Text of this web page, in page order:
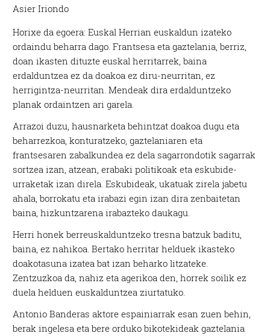
Asier Iriondo
Horixe da egoera: Euskal Herrian euskaldun izateko
ordaindu beharra dago. Frantsesa eta gaztelania, berriz,
doan ikasten dituzte euskal herritarrek, baina
erdalduntzea ez da doakoa ez diru-neurritan, ez
herrigintza-neurritan. Mendeak dira erdalduntzeko
planak ordaintzen ari garela.
Arrazoi duzu, hausnarketa behintzat doakoa dugu eta
beharrezkoa, konturatzeko, gaztelaniaren eta
frantsesaren zabalkundea ez dela sagarrondotik sagarrak
sortzea izan, atzean, erabaki politikoak eta eskubide-
urraketak izan direla. Eskubideak, ukatuak zirela jabetu
ahala, borrokatu eta irabazi egin izan dira zenbaitetan
baina, hizkuntzarena irabazteko daukagu.
Herri honek berreuskalduntzeko tresna batzuk baditu,
baina, ez nahikoa. Bertako herritar helduek ikasteko
doakotasuna izatea bat izan beharko litzateke.
Zentzuzkoa da, nahiz eta agerikoa den, horrek soilik ez
duela helduen euskalduntzea ziurtatuko.
Antonio Banderas aktore espainiarrak esan zuen behin,
berak ingelesa eta bere orduko bikotekideak gaztelania